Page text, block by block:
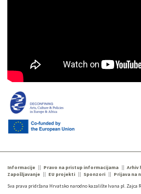
Informacije Pravo na pristup informacijama
Arhiv
Zapošljavanje
EU projekti Sponzori
Prijava na
Sva prava pridržana Hrvatsko narodno kazalište Ivana pl. Zajca